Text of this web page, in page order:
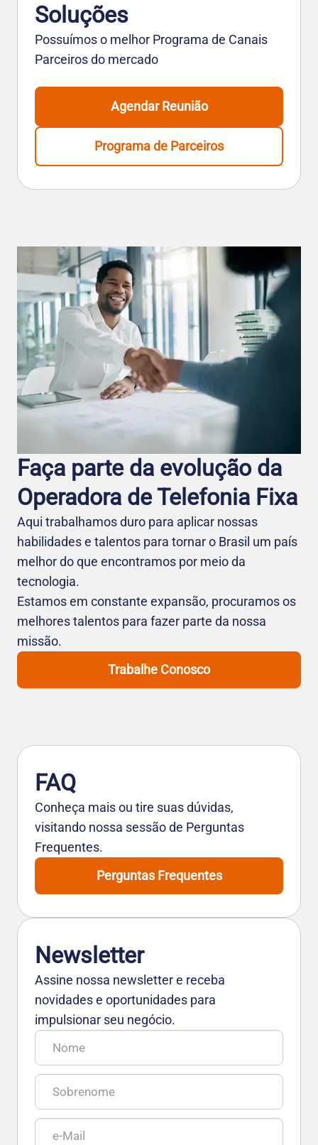
Soluções
Possuímos o melhor Programa de Canais
Parceiros do mercado
Agendar Reunião
Programa de Parceiros
Faça parte da evolução da
Operadora de Telefo nia Fixa
Aqui trabalhamos duro para aplicar nossas
habilidades e talentos para tornar o Brasil um país
melhor do que encontramos por meio da
tecnologia.
Estamos em constante expansão, procuramos os
melhores talentos para fazer parte da nossa
missão.
Trabalhe Conosco
FAQ
Conheça mais ou tire suas dúvidas,
visitando nossa sessão de Perguntas
Frequentes.
Perguntas Frequentes
Newsletter
Assine nossa newsletter e receba
novidades e oportunidades para
impulsionar seu negócio.